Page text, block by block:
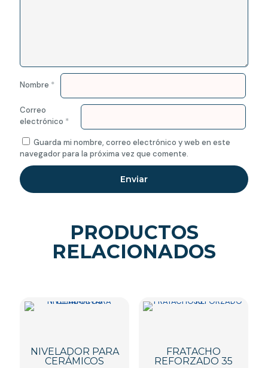
Nombre *
Correo
electrónico *
Guarda mi nombre, correo electrónico y web en este
navegador para la próxima vez que comente.
PRODUCTOS
RELACIONADOS
NIVELADOR PARA
CERÁMICOS
FRATACHO
REFORZADO 35